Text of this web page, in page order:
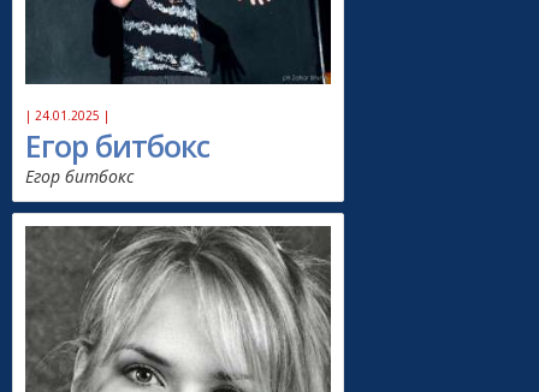
| 24.01.2025 |
Егор битбокс
Егор битбокс